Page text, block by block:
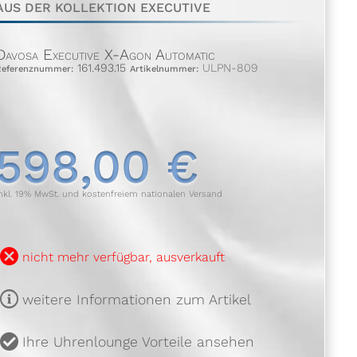
DER KOLLEKTION EXECUTIVE
Executive X-Agon Automatic
161.493.15 Artikelnummer:ULPN-809
€
19% MwSt. und kostenfreiem nationalen Versand
nicht mehr verfügbar, ausverkauft
weitere Informationen zum Artikel
Ihre Uhrenlounge Vorteile ansehen